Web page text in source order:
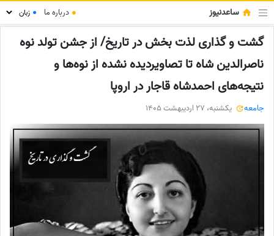
ساعدنیوز ● درباره ما ●
گشت و گذاری لذت بخش در تاریخ/ از جشن تولد نوه
ناصرالدین شاه تا تصاویردیده نشده از نوه‌ها و
نتیجه‌های احمدشاه قاجار در اروپا
جامعه یکشنبه، 27 اردیبهشت 1405